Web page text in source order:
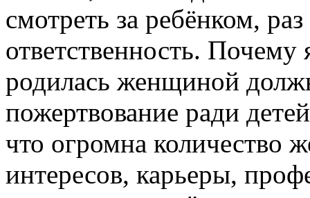
смотреть за ребёнком,
ответственность. Почему
родилась женщиной
пожертвование ради
что огромна количество
интересов, карьеры,